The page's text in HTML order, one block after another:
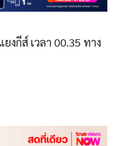
กีส์ เวลา 00.35 ทาง